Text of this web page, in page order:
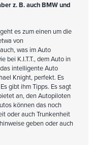
z. B. auch BMW und
es zum einen um die
von
was im Auto
bei K.I.T.T., dem Auto in
intelligente Auto
Knight, perfekt. Es
gibt ihm Tipps. Es sagt
an, den Autopiloten
können das noch
oder auch Trunkenheit
geben oder auch